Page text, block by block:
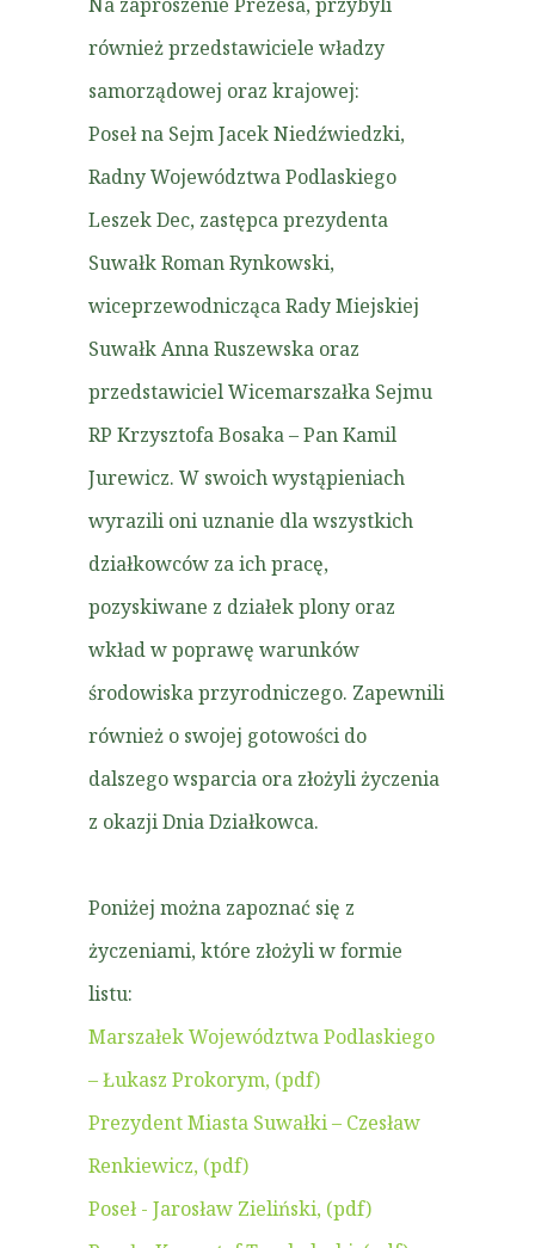
również przedstawiciele władzy
samorządowej oraz krajowej:
Poseł na Sejm Jacek Niedźwiedzki,
Radny Województwa Podlaskiego
Leszek Dec, zastępca prezydenta
Suwałk Roman Rynkowski,
wiceprzewodnicząca Rady Miejskiej
Suwałk Anna Ruszewska oraz
przedstawiciel Wicemarszałka Sejmu
RP Krzysztofa Bosaka – Pan Kamil
Jurewicz. W swoich wystąpieniach
wyrazili oni uznanie dla wszystkich
działkowców za ich pracę,
pozyskiwane z działek plony oraz
wkład w poprawę warunków
środowiska przyrodniczego. Zapewnili
również o swojej gotowości do
dalszego wsparcia ora złożyli życzenia
z okazji Dnia Działkowca.
Poniżej można zapoznać się z
życzeniami, które złożyli w formie
listu:
Marszałek Województwa Podlaskiego
– Łukasz Prokorym, (pdf)
Prezydent Miasta Suwałki – Czesław
Renkiewicz, (pdf)
Poseł - Jarosław Zieliński, (pdf)